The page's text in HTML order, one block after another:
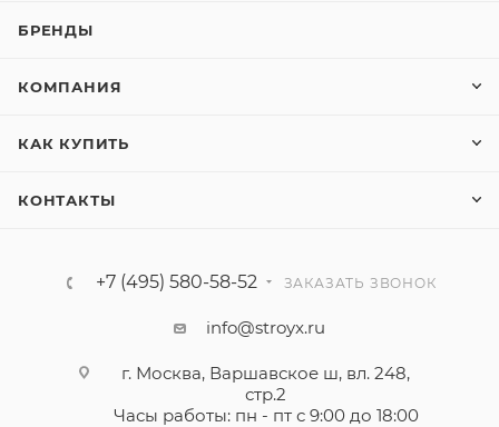
БРЕНДЫ
КОМПАНИЯ
КАК КУПИТЬ
КОНТАКТЫ
+7 (495) 580-58-52 ЗАКАЗАТЬ ЗВОНОК
info@stroyx.ru
г. Москва, Варшавское ш, вл. 248,
стр.2
Часы работы: пн - пт с 9:00 до 18:00